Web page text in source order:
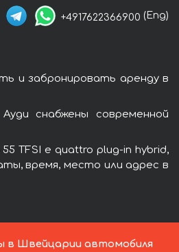
+4917622366900 (Eng)
и забронировать аренду в
снабжены современной
TFSI e quattro plug-in hybrid,
время, место или адрес в
в Швейцарии автомобиля